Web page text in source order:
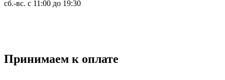
сб.-вс. с 11:00 до 19:30
Принимаем к оплате